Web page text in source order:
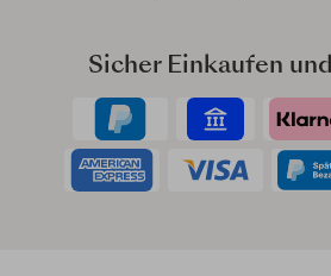
Sicher Einkaufen